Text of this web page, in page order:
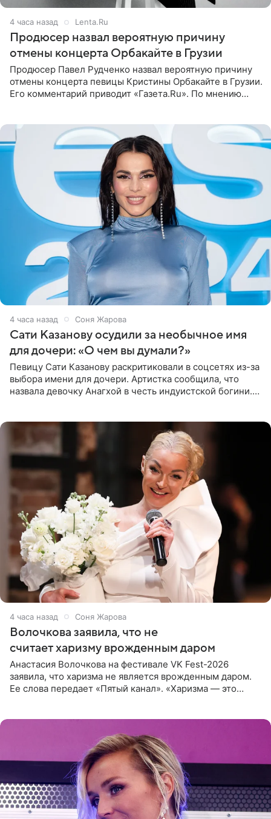
4 часа назад Lenta.Ru
Продюсер назвал вероятную причину
отмены концерта Орбакайте в Грузии
Продюсер Павел Рудченко назвал вероятную причину
отмены концерта певицы Кристины Орбакайте в Грузии.
Его комментарий приводит «Газета.Ru». По мнению
4 часа назад Соня Жарова
Сати Казанову осудили за необычное имя
для дочери: «О чем вы думали?»
Певицу Сати Казанову раскритиковали в соцсетях из-за
выбора имени для дочери. Артистка сообщила, что
назвала девочку Анагхой в честь индуистской богини.
4 часа назад Соня Жарова
Волочкова заявила, что не
считает харизму врожденным даром
Анастасия Волочкова на фестивале VK Fest-2026
заявила, что харизма не является врожденным даром.
Ее слова передает «Пятый канал». «Харизма — это